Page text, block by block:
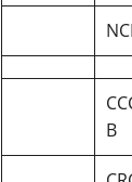
B